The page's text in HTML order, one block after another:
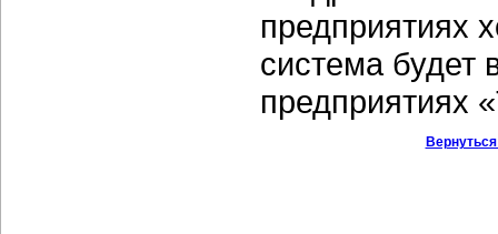
предприятиях
система будет
предприятиях